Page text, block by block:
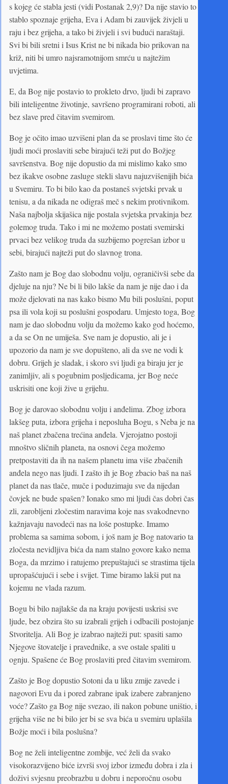
s kojeg će stabla jesti (vidi Postanak 2,9)? Da nije stavio to
stablo spoznaje grijeha, Eva i Adam bi zauvijek živjeli u
raju i bez grijeha, a tako bi živjeli i svi budući naraštaji.
Svi bi bili sretni i Isus Krist ne bi nikada bio prikovan na
križ, niti bi umro najsramotnijom smrću u najtežim
uvjetima.
E, da Bog nije postavio to prokleto drvo, ljudi bi zapravo
bili inteligentne životinje, savršeno programirani roboti, ali
bez slave pred čitavim svemirom.
Bog je očito imao uzvišeni plan da se proslavi time što će
ljudi moći proslaviti sebe birajući teži put do Božjeg
savršenstva. Bog nije dopustio da mi mislimo kako smo
bez ikakve osobne zasluge stekli slavu najuzvišenijih bića
u Svemiru. To bi bilo kao da postaneš svjetski prvak u
tenisu, a da nikada ne odigraš meč s nekim protivnikom.
Naša najbolja skijašica nije postala svjetska prvakinja bez
golemog truda. Tako i mi ne možemo postati svemirski
prvaci bez velikog truda da suzbijemo pogrešan izbor u
sebi, birajući najteži put do slavnog trona.
Zašto nam je Bog dao slobodnu volju, ograničivši sebe da
djeluje na nju? Ne bi li bilo lakše da nam je nije dao i da
može djelovati na nas kako bismo Mu bili poslušni, poput
psa ili vola koji su poslušni gospodaru. Umjesto toga, Bog
nam je dao slobodnu volju da možemo kako god hoćemo,
a da se On ne umiješa. Sve nam je dopustio, ali je i
upozorio da nam je sve dopušteno, ali da sve ne vodi k
dobru. Grijeh je sladak, i skoro svi ljudi ga biraju jer je
zanimljiv, ali s pogubnim posljedicama, jer Bog neće
uskrisiti one koji žive u grijehu.
Bog je darovao slobodnu volju i anđelima. Zbog izbora
lakšeg puta, izbora grijeha i neposluha Bogu, s Neba je na
naš planet zbačena trećina anđela. Vjerojatno postoji
mnoštvo sličnih planeta, na osnovi čega možemo
pretpostaviti da ih na našem planetu ima više zbačenih
anđela nego nas ljudi. I zašto ih je Bog zbacio baš na naš
planet da nas tlače, muče i poduzimaju sve da nijedan
čovjek ne bude spašen? Ionako smo mi ljudi čas dobri čas
zli, zarobljeni zločestim naravima koje nas svakodnevno
kažnjavaju navodeći nas na loše postupke. Imamo
problema sa samima sobom, i još nam je Bog natovario ta
zločesta nevidljiva bića da nam stalno govore kako nema
Boga, da mrzimo i ratujemo prepuštajući se strastima tijela
upropašćujući i sebe i svijet. Time biramo lakši put na
kojemu ne vlada razum.
Bogu bi bilo najlakše da na kraju povijesti uskrisi sve
ljude, bez obzira što su izabrali grijeh i odbacili postojanje
Stvoritelja. Ali Bog je izabrao najteži put: spasiti samo
Njegove štovatelje i pravednike, a sve ostale spaliti u
ognju. Spašene će Bog proslaviti pred čitavim svemirom.
Zašto je Bog dopustio Sotoni da u liku zmije zavede i
nagovori Evu da i pored zabrane ipak izabere zabranjeno
voće? Zašto ga Bog nije svezao, ili nakon pobune uništio, i
grijeha više ne bi bilo jer bi se sva bića u svemiru uplašila
Božje moći i bila poslušna?
Bog ne želi inteligentne zombije, već želi da svako
visokorazvijeno biće izvrši svoj izbor između dobra i zla i
doživi svjesnu preobrazbu u dobru i neporočnu osobu